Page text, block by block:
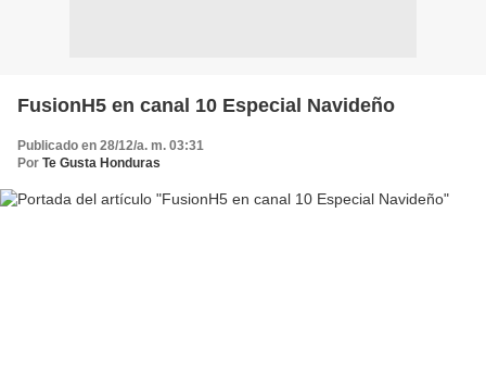
FusionH5 en canal 10 Especial Navideño
Publicado en 28/12/a. m. 03:31
Por Te Gusta Honduras